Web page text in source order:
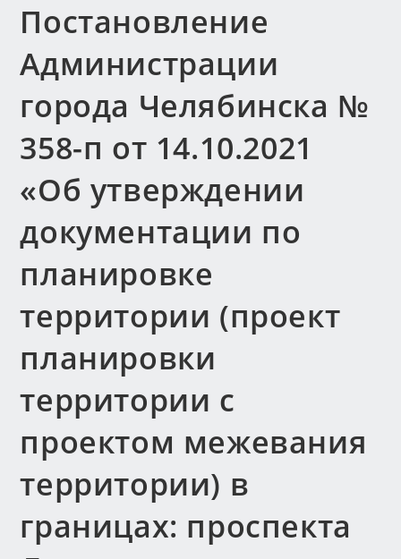
Постановление
Администрации
города Челябинска №
358-п от 14.10.2021
«Об утверждении
документации по
планировке
территории (проект
планировки
территории с
проектом межевания
территории) в
границах: проспекта